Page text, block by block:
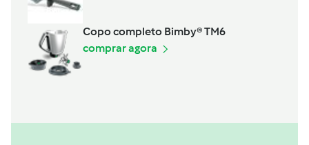
Copo completo Bimby® TM6
comprar agora